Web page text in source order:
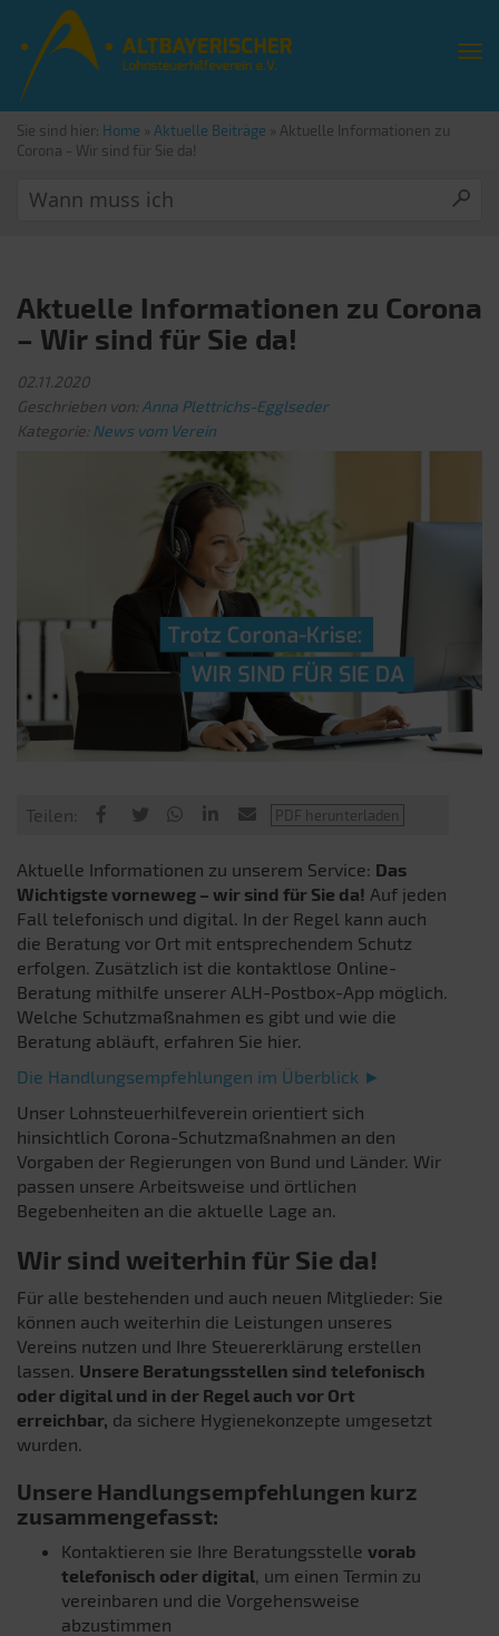
Sie sind hier: Home » Aktuelle Beiträge » Aktuelle Informationen zu
Corona - Wir sind für Sie da!
Aktuelle Informationen zu Corona
– Wir sind für Sie da!
02.11.2020
Geschrieben von: Anna Plettrichs-Egglseder
Kategorie: News vom Verein
Teilen:
Aktuelle Informationen zu unserem Service: Das
Wichtigste vorneweg – wir sind für Sie da! Auf jeden
Fall telefonisch und digital. In der Regel kann auch
die Beratung vor Ort mit entsprechendem Schutz
erfolgen. Zusätzlich ist die kontaktlose Online-
Beratung mithilfe unserer ALH-Postbox-App möglich.
Welche Schutzmaßnahmen es gibt und wie die
Beratung abläuft, erfahren Sie hier.
Die Handlungsempfehlungen im Überblick ►
Unser Lohnsteuerhilfeverein orientiert sich
hinsichtlich Corona-Schutzmaßnahmen an den
Vorgaben der Regierungen von Bund und Länder. Wir
passen unsere Arbeitsweise und örtlichen
Begebenheiten an die aktuelle Lage an.
Wir sind weiterhin für Sie da!
Für alle bestehenden und auch neuen Mitglieder: Sie
können auch weiterhin die Leistungen unseres
Vereins nutzen und Ihre Steuererklärung erstellen
lassen. Unsere Beratungsstellen sind telefonisch
oder digital und in der Regel auch vor Ort
erreichbar, da sichere Hygienekonzepte umgesetzt
wurden.
Unsere Handlungsempfehlungen kurz
zusammengefasst:
Kontaktieren sie Ihre Beratungsstelle vorab
telefonisch oder digital, um einen Termin zu
vereinbaren und die Vorgehensweise
abzustimmen